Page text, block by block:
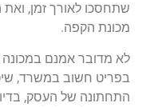
שתחסכו לאורך זמן, ואת
מכונת הקפה.
לא מדובר אמנם
בפריט חשוב במשרד,
התחתונה של העסק,